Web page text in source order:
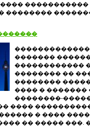
��������
�������
������������
�������� ��
��������
���� � �������
��������-
����
� ����
�� ����� ���.